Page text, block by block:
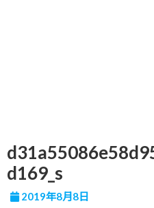
d169_s
2019年8月8日